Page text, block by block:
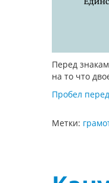
Перед
на то что
Пробел
Метки: